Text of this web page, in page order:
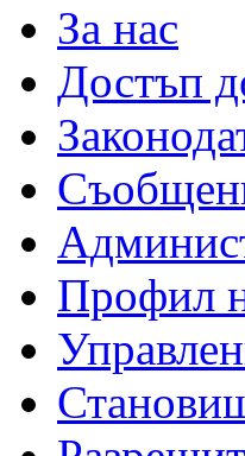
За нас
Достъп
Профил